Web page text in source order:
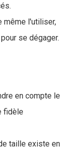
même l'utiliser,
se dégager.
en compte le
fidèle
taille existe en